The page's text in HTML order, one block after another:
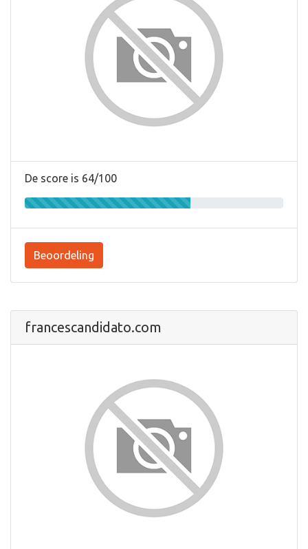
De score is 64/100
Beoordeling
francescandidato.com